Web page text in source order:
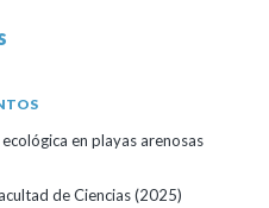
en playas arenosas
de Ciencias(2025)